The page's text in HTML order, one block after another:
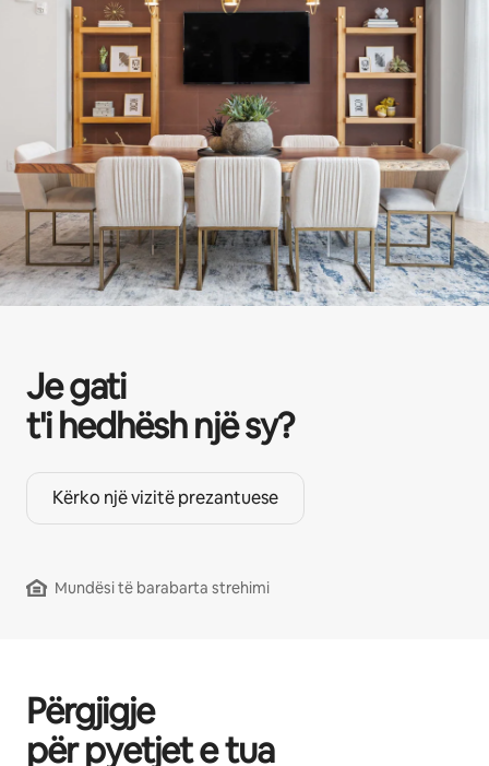
Je gati
t'i hedhësh një sy?
Kërko një vizitë prezantuese
Mundësi të barabarta strehimi
Përgjigje
për pyetjet e tua